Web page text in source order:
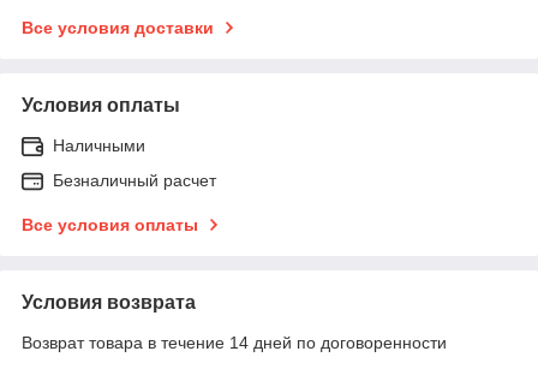
Все условия доставки
Условия оплаты
Наличными
Безналичный расчет
Все условия оплаты
Условия возврата
Возврат товара в течение 14 дней по договоренности